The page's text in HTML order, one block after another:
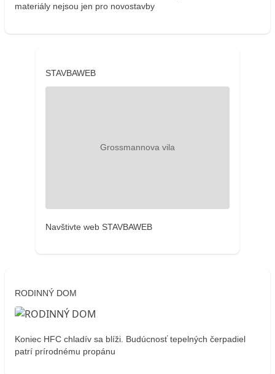
materiály nejsou jen pro novostavby
STAVBAWEB
Navštivte web STAVBAWEB
RODINNÝ DOM
Koniec HFC chladív sa blíži. Budúcnosť tepelných čerpadiel
patrí prírodnému propánu